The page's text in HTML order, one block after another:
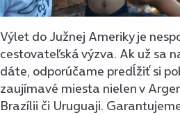
Výlet do Južnej Ameriky je
cestovateľská výzva. Ak už sa
dáte, odporúčame predĺžiť si
zaujímavé miesta nielen v
Brazílii či Uruguaji.